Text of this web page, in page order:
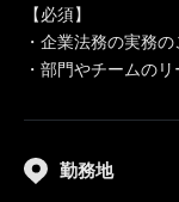
【必須】
・企業法務の実務
・部門やチームの
勤務地